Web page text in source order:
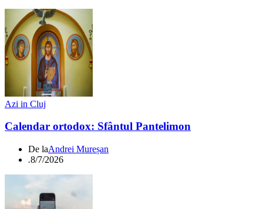
Azi in Cluj
Calendar ortodox: Sfântul Pantelimon
De laAndrei Mureșan
.8/7/2026